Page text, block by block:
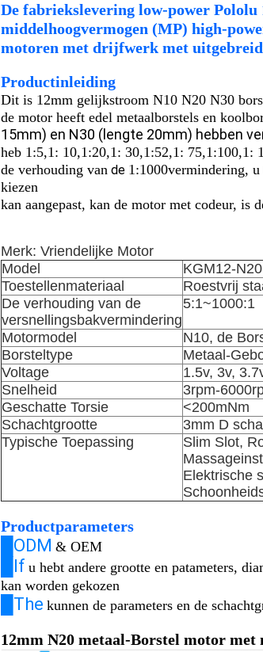
De fabriekslevering low-power Pololu
middelhoogvermogen (MP) high-
motoren met drijfwerk met
Productinleiding
Dit is 12mm gelijkstroom N10 N20 N30
de motor heeft edel metaalborstels en
15mm) en N30 (lengte 20mm) hebben
heb 1:5,1: 10,1:20,1: 30,1:52,1: 75,1:100,1:
de verhouding van de 1:1000vermindering, u
kiezen
kan aangepast, kan de motor met codeur, is
Merk: Vriendelijke Motor
Model
KGM12-N20
Toestellenmateriaal
Roestvrij
De verhouding van de
versnellingsbakvermindering
5:1~1000:1
Motormodel
N10, de
Borsteltype
Metaal-
Voltage
1.5v, 3v,
Snelheid
3rpm-
Geschatte Torsie
<200mNm
Schachtgrootte
3mm D
Typische Toepassing
Slim Slot,
Elektrische
Productparameters
█ODM & OEM
█If u hebt andere grootte en patameters,
kan worden gekozen
█The kunnen de parameters en de
12mm N20 metaal-Borstel motor met